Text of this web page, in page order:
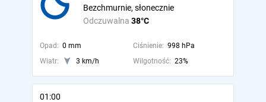
Odczuwalna 38°C
Bezchmurnie, słonecznie
Opad: 0 mm Ciśnienie: 998 hPa
Wiatr:
3 km/h Wilgotność: 23%
01:00